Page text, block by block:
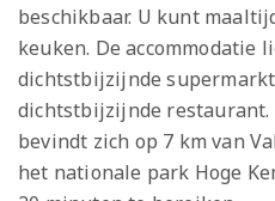
beschikbaar. U kunt
keuken. De accommodatie
dichtstbijzijnde
dichtstbijzijnde restaurant.
bevindt zich op 7 km van
het nationale park Hoge